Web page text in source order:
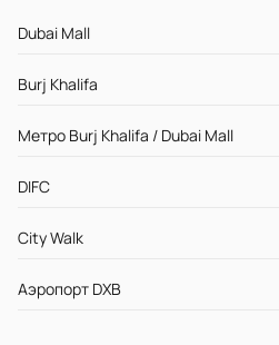
Dubai Mall
Burj Khalifa
Метро Burj Khalifa / Dubai Mall
DIFC
City Walk
Аэропорт DXB